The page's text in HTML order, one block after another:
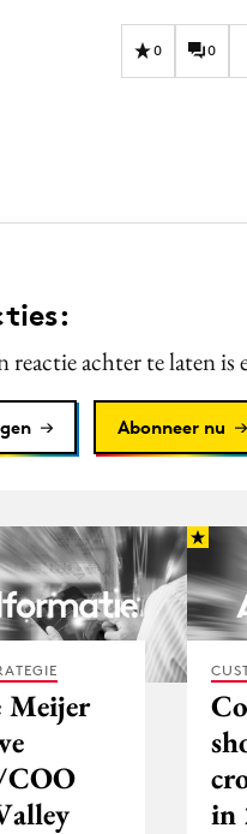
0 0
reactie achter te laten is
Abonneer nu
Meijer
in